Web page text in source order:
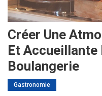
Créer Une
Et Accueillante
Boulangerie
Gastronomie